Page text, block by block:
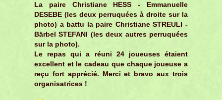
La paire Christiane HESS - Emmanuelle
DESEBE (les deux perruquées à droite sur la
photo) a battu la paire Christiane STREULI -
Bärbel STEFANI (les deux autres perruquées
sur la photo).
Le repas qui a réuni 24 joueuses étaient
excellent et le cadeau que chaque joueuse a
reçu fort apprécié. Merci et bravo aux trois
organisatrices !